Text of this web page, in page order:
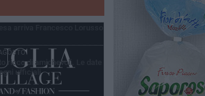
ricco di amichevoli. Le date
ufficiali